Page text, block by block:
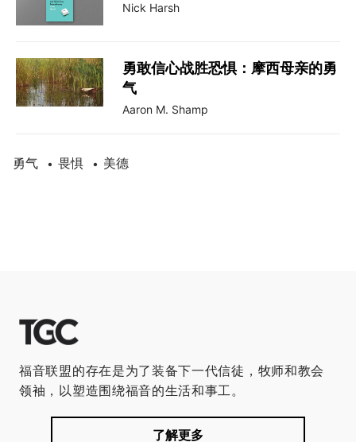
Nick Harsh
勇敢信心战胜恐惧：摩西母亲的勇
气
Aaron M. Shamp
勇气 • 畏惧 • 美德
福音联盟的存在是为了装备下一代信徒，牧师和教会
领袖，以塑造围绕福音的生活和事工。
了解更多